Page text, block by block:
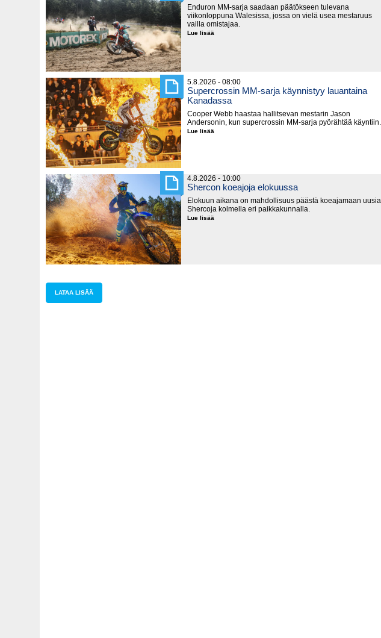
Enduron MM-sarja saadaan päätökseen tulevana
viikonloppuna Walesissa, jossa on vielä usea mestaruus
vailla omistajaa.
Lue lisää
5.8.2026 - 08:00
Supercrossin MM-sarja käynnistyy lauantaina
Kanadassa
Cooper Webb haastaa hallitsevan mestarin Jason
Andersonin, kun supercrossin MM-sarja pyörähtää käyntiin.
Lue lisää
4.8.2026 - 10:00
Shercon koeajoja elokuussa
Elokuun aikana on mahdollisuus päästä koeajamaan uusia
Shercoja kolmella eri paikkakunnalla.
Lue lisää
LATAA LISÄÄ